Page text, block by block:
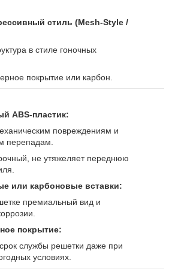
стиль (Mesh-Style /
в стиле гоночных
покрытие или карбон.
ABS-пластик:
повреждениям и
перепадам.
не утяжеляет переднюю
или карбоновые вставки:
премиальный вид и
покрытие:
службы решетки даже при
условиях.